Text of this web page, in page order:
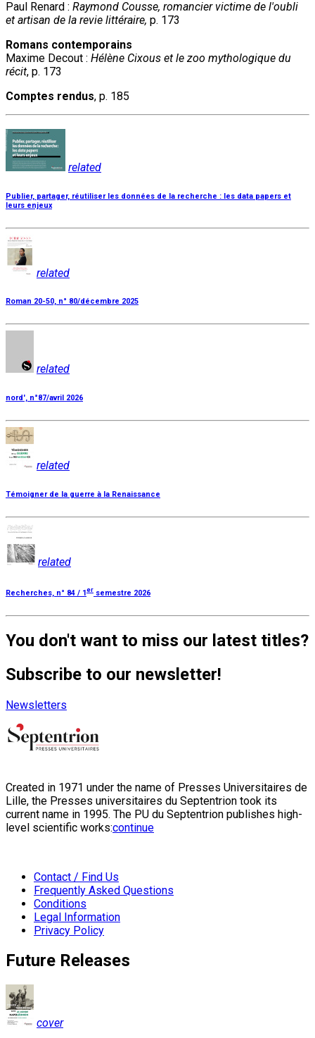
Paul Renard : Raymond Cousse, romancier victime de l'oubli
et artisan de la revie littéraire, p. 173
Romans contemporains
Maxime Decout : Hélène Cixous et le zoo mythologique du
récit, p. 173
Comptes rendus, p. 185
related
Publier, partager, réutiliser les données de la recherche : les data papers et
leurs enjeux
related
Roman 20-50, n° 80/décembre 2025
related
nord', n°87/avril 2026
related
Témoigner de la guerre à la Renaissance
related
Recherches, n° 84 / 1er semestre 2026
You don't want to miss our latest titles?
Subscribe to our newsletter!
Newsletters
Created in 1971 under the name of Presses Universitaires de
Lille, the Presses universitaires du Septentrion took its
current name in 1995. The PU du Septentrion publishes high-
level scientific works:continue
Contact / Find Us
Frequently Asked Questions
Conditions
Legal Information
Privacy Policy
Future Releases
cover